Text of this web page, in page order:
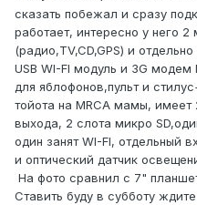
сказать побежал и сразу
работает, интересно у него
(радио,TV,CD,GPS) и
USB WI-FI модуль и 3G модем
для яблофонов,пульт и
тойота на MRCA мамы,
выхода, 2 слота микро
один занят WI-FI, отдельный
и оптический датчик
На фото сравнил с 7"
Ставить буду в субботу